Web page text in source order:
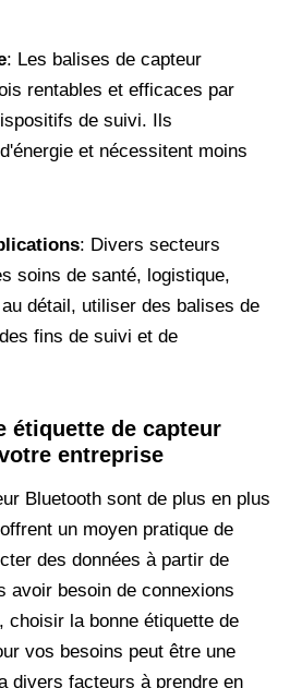
: Les balises de capteur
rentables et efficaces par
de suivi. Ils
et nécessitent moins
: Divers secteurs
soins de santé, logistique,
détail, utiliser des balises de
fins de suivi et de
étiquette de capteur
entreprise
Bluetooth sont de plus en plus
un moyen pratique de
des données à partir de
avoir besoin de connexions
choisir la bonne étiquette de
vos besoins peut être une
divers facteurs à prendre en